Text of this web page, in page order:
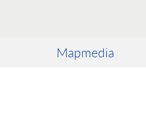
Mapmedia